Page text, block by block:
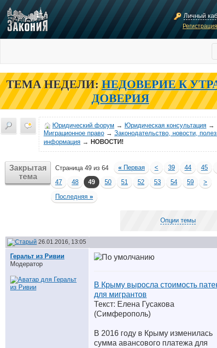
Личный
ТЕМА НЕДЕЛИ: НЕДОВЕРИЕ К
ДОВЕРИЯ
Юридический форум → Юридическая консультация →
Миграционное право → Законодательство, новости,
информация → НОВОСТИ!
Закрытая
тема
Страница 49 из 64 « Первая < 39 44
45
47
48 49 50 51 52 53 54 59
>
Последняя »
Опции темы
26.01.2016, 13:05
Геральт из Ривии
Модератор
В Крыму выросла стоимость
для мигрантов
Текст: Елена Гусакова
(Симферополь)
В 2016 году в Крыму изменилась
сумма авансового платежа для